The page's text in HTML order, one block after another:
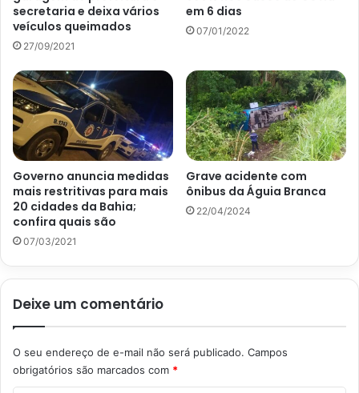
secretaria e deixa vários
veículos queimados
27/09/2021
em 6 dias
07/01/2022
Governo anuncia medidas
mais restritivas para mais
20 cidades da Bahia;
confira quais são
07/03/2021
Grave acidente com
ônibus da Águia Branca
22/04/2024
Deixe um comentário
O seu endereço de e-mail não será publicado. Campos
obrigatórios são marcados com *